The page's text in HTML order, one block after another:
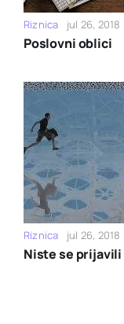
Riznica jul 26, 2018
Poslovni oblici
Riznica jul 26, 2018
Niste se